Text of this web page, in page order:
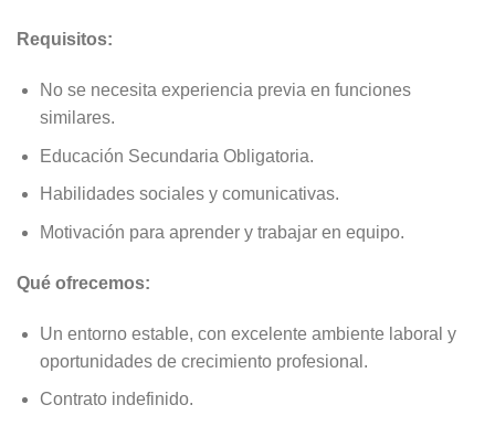
Requisitos:
No se necesita experiencia previa en funciones
similares.
Educación Secundaria Obligatoria.
Habilidades sociales y comunicativas.
Motivación para aprender y trabajar en equipo.
Qué ofrecemos:
Un entorno estable, con excelente ambiente laboral y
oportunidades de crecimiento profesional.
Contrato indefinido.